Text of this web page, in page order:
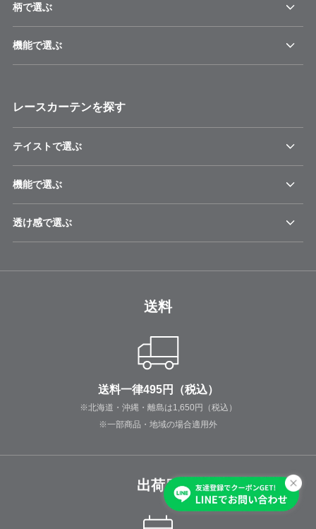
柄で選ぶ
機能で選ぶ
レースカーテンを探す
テイストで選ぶ
機能で選ぶ
透け感で選ぶ
送料
送料一律495円（税込）
※北海道・沖縄・離島は1,650円（税込）
※一部商品・地域の場合適用外
出荷日